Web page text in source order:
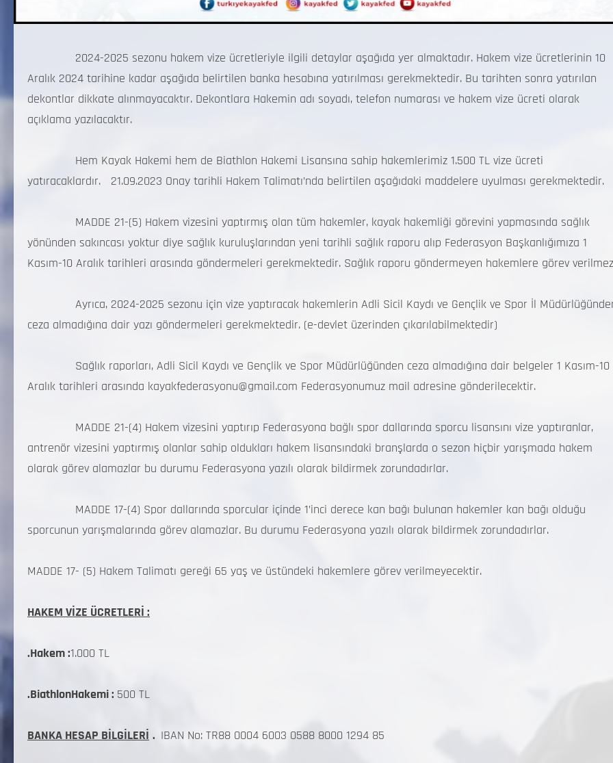
2024-2025 sezonu hakem vize ücretleriyle ilgili detaylar aşağıda yer almaktadır. Hakem vize ücretlerinin 10
Aralık 2024 tarihine kadar aşağıda belirtilen banka hesabına yatırılması gerekmektedir. Bu tarihten sonra yatırılan
dekontlar dikkate alınmayacaktır. Dekontlara Hakemin adı soyadı, telefon numarası ve hakem vize ücreti olarak
açıklama yazılacaktır.
Hem Kayak Hakemi hem de Biathlon Hakemi Lisansına sahip hakemlerimiz 1.500 TL vize ücreti
yatıracaklardır. 21.09.2023 Onay tarihli Hakem Talimatı’nda belirtilen aşağıdaki maddelere uyulması gerekmektedir.
MADDE 21-(5) Hakem vizesini yaptırmış olan tüm hakemler, kayak hakemliği görevini yapmasında sağlık
yönünden sakıncası yoktur diye sağlık kuruluşlarından yeni tarihli sağlık raporu alıp Federasyon Başkanlığımıza 1
Kasım-10 Aralık tarihleri arasında göndermeleri gerekmektedir. Sağlık raporu göndermeyen hakemlere görev
Ayrıca, 2024-2025 sezonu için vize yaptıracak hakemlerin Adli Sicil Kaydı ve Gençlik ve Spor İl
ceza almadığına dair yazı göndermeleri gerekmektedir. (e-devlet üzerinden çıkarılabilmektedir)
Sağlık raporları, Adli Sicil Kaydı ve Gençlik ve Spor Müdürlüğünden ceza almadığına dair belgeler 1 Kasım-10
Aralık tarihleri arasında kayakfederasyonu@gmail.com Federasyonumuz mail adresine gönderilecektir.
MADDE 21-(4) Hakem vizesini yaptırıp Federasyona bağlı spor dallarında sporcu lisansını vize yaptıranlar,
antrenör vizesini yaptırmış olanlar sahip oldukları hakem lisansındaki branşlarda o sezon hiçbir yarışmada hakem
olarak görev alamazlar bu durumu Federasyona yazılı olarak bildirmek zorundadırlar.
MADDE 17-(4) Spor dallarında sporcular içinde 1’inci derece kan bağı bulunan hakemler kan bağı olduğu
sporcunun yarışmalarında görev alamazlar. Bu durumu Federasyona yazılı olarak bildirmek zorundadırlar.
MADDE 17- (5) Hakem Talimatı gereği 65 yaş ve üstündeki hakemlere görev verilmeyecektir.
HAKEM VİZE ÜCRETLERİ :
.Hakem :1.000 TL
.BiathlonHakemi : 500 TL
BANKA HESAP BİLGİLERİ . IBAN No: TR88 0004 6003 0588 8000 1294 85